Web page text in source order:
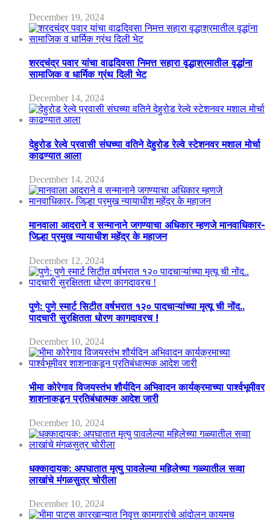
December 19, 2024
शरदचंद्र पवार यांचा वाढदिवसा निमत्त सहारा वृद्धाश्रमातील वृद्धांना
सामाजिक व धार्मिक ग्रंथ दिली भेट
December 14, 2024
देहुरोड रेल्वे प्रवासी संघच्या वतिने देहुरोड रेल्वे स्टेशनवर मशाल मोर्चा
काढण्यात आला
December 14, 2024
मानवाला आदराने व सन्मानाने जगण्याचा अधिकार म्हणजे मानवाधिकार-
जिल्हा प्रमुख न्यायाधीश महेंद्र के महाजन
December 12, 2024
पुणे: पुणे स्मार्ट सिटीत वर्षभरात १२० पादचाऱ्यांच्या मृत्यू ची नोंद..
पादचारी सुरक्षितता धोरण कागदावरच !
December 10, 2024
भीमा कोरेगाव विजयस्तंभ शौर्यदिन अभिवादन कार्यक्रमाच्या पार्श्वभूमीवर
शाशनाकडून प्रतिबंधात्मक आदेश जारी
December 10, 2024
धक्कादायक: अपघातात मृत्यु पावलेल्या महिलेच्या गळ्यातील सव्वा
लाखांचे मंगळसुत्र चोरीला
December 10, 2024